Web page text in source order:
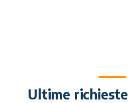
Ultime richieste